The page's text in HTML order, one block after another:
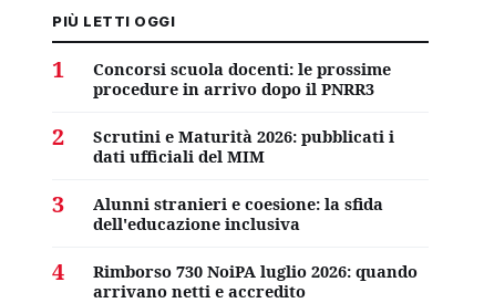
PIÙ LETTI OGGI
1
Concorsi scuola docenti: le prossime
procedure in arrivo dopo il PNRR3
2
Scrutini e Maturità 2026: pubblicati i
dati ufficiali del MIM
3
Alunni stranieri e coesione: la sfida
dell'educazione inclusiva
4
Rimborso 730 NoiPA luglio 2026: quando
arrivano netti e accredito